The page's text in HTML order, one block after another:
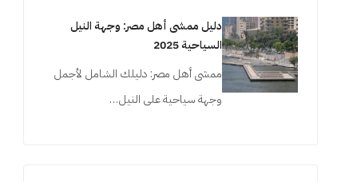
دليل ممشى أهل مصر: وجهة النيل
السياحية 2025
ممشى أهل مصر: دليلك الشامل لأجمل
وجهة سياحية على النيل…